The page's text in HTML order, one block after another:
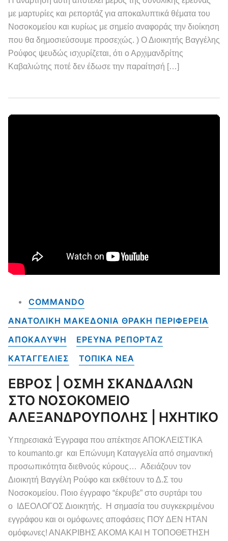
με μαρτυρίες και ρεπορτάζ για αποκαλυπτικά θέματα του
Νοσοκομείου και κυρίως με σημείο αναφοράς την διοίκηση
που θα δημοσιεύσουμε προσεχώς. ) Ο Διοικητής Βαγγέλης
Ρούφος ψευδώς ισχυρίζεται, ότι ο Αρχιμανδρίτης
Καβαλιώτης ποτέ δεν έδωσε την παραίτησή […]
COMMANDO
ΑΝΑΤΟΛΙΚΗ ΜΑΚΕΔΟΝΙΑ ΘΡΑΚΗ ΠΕΡΙΦΕΡΕΙΑ
ΑΠΟΚΑΛΥΨΗ
ΕΡΕΥΝΑ ΡΕΠΟΡΤΑΖ
ΚΑΤΑΓΓΕΛΙΕΣ
ΤΟΠΙΚΑ NEA
ΕΒΡΟΣ | ΟΣΜΗ ΣΚΑΝΔΑΛΩΝ
ΣΤΟ ΝΟΣΟΚΟΜΕΙΟ
ΑΛΕΞΑΝΔΡΟΥΠΟΛΗΣ | ΗΧΗΤΙΚΟ
Υπηρεσιακά Έγγραφα που απέκτησε ΑΠΟΚΛΕΙΣΤΙΚΑ
το koumanto.gr και Επώνυμη Καταγγελία από σημαντική
προσωπικότητα διεθνούς κύρους… Αδειάζουν τον
Διοικητή Βαγγέλη Ρούφο και εκθέτουν το Δ.Σ του
Νοσοκομείου. Ποιο έγγραφο “έκρυβε” στο συρτάρι του
ο ΙΔΕΟΛΟΓΟΣ Διοικητής. Η σημασία του συγκεκριμένου
εγγράφου και οι ομόφωνες αποφάσεις ΠΟΥ ΔΕΝ ΗΤΑΝ
ομόφωνες! ΑΝΑΚΡΙΒΗΣ ΑΚΟΜΑ ΚΑΙ Η ΤΟΠΟΘΕΤΗΣΗ